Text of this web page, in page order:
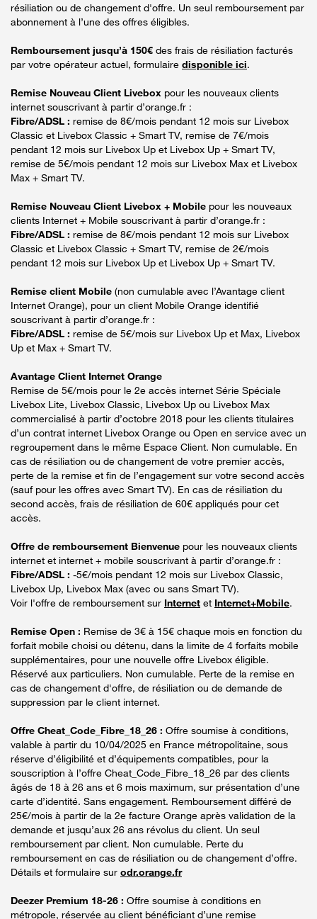
résiliation ou de changement d'offre. Un seul remboursement par
abonnement à l’une des offres éligibles.
Remboursement jusqu’à 150€ des frais de résiliation facturés
par votre opérateur actuel, formulaire disponible ici.
Remise Nouveau Client Livebox pour les nouveaux clients
internet souscrivant à partir d’orange.fr :
Fibre/ADSL : remise de 8€/mois pendant 12 mois sur Livebox
Classic et Livebox Classic + Smart TV, remise de 7€/mois
pendant 12 mois sur Livebox Up et Livebox Up + Smart TV,
remise de 5€/mois pendant 12 mois sur Livebox Max et Livebox
Max + Smart TV.
Remise Nouveau Client Livebox + Mobile pour les nouveaux
clients Internet + Mobile souscrivant à partir d’orange.fr :
Fibre/ADSL : remise de 8€/mois pendant 12 mois sur Livebox
Classic et Livebox Classic + Smart TV, remise de 2€/mois
pendant 12 mois sur Livebox Up et Livebox Up + Smart TV.
Remise client Mobile (non cumulable avec l’Avantage client
Internet Orange), pour un client Mobile Orange identifié
souscrivant à partir d’orange.fr :
Fibre/ADSL : remise de 5€/mois sur Livebox Up et Max, Livebox
Up et Max + Smart TV.
Avantage Client Internet Orange
Remise de 5€/mois pour le 2e accès internet Série Spéciale
Livebox Lite, Livebox Classic, Livebox Up ou Livebox Max
commercialisé à partir d’octobre 2018 pour les clients titulaires
d’un contrat internet Livebox Orange ou Open en service avec un
regroupement dans le même Espace Client. Non cumulable. En
cas de résiliation ou de changement de votre premier accès,
perte de la remise et fin de l’engagement sur votre second accès
(sauf pour les offres avec Smart TV). En cas de résiliation du
second accès, frais de résiliation de 60€ appliqués pour cet
accès.
Offre de remboursement Bienvenue pour les nouveaux clients
internet et internet + mobile souscrivant à partir d’orange.fr :
Fibre/ADSL : -5€/mois pendant 12 mois sur Livebox Classic,
Livebox Up, Livebox Max (avec ou sans Smart TV).
Voir l'offre de remboursement sur Internet et Internet+Mobile.
Remise Open : Remise de 3€ à 15€ chaque mois en fonction du
forfait mobile choisi ou détenu, dans la limite de 4 forfaits mobile
supplémentaires, pour une nouvelle offre Livebox éligible.
Réservé aux particuliers. Non cumulable. Perte de la remise en
cas de changement d'offre, de résiliation ou de demande de
suppression par le client internet.
Offre Cheat_Code_Fibre_18_26 : Offre soumise à conditions,
valable à partir du 10/04/2025 en France métropolitaine, sous
réserve d’éligibilité et d’équipements compatibles, pour la
souscription à l’offre Cheat_Code_Fibre_18_26 par des clients
âgés de 18 à 26 ans et 6 mois maximum, sur présentation d’une
carte d’identité. Sans engagement. Remboursement différé de
25€/mois à partir de la 2e facture Orange après validation de la
demande et jusqu’aux 26 ans révolus du client. Un seul
remboursement par client. Non cumulable. Perte du
remboursement en cas de résiliation ou de changement d’offre.
Détails et formulaire sur odr.orange.fr
Deezer Premium 18-26 : Offre soumise à conditions en
métropole, réservée au client bénéficiant d’une remise